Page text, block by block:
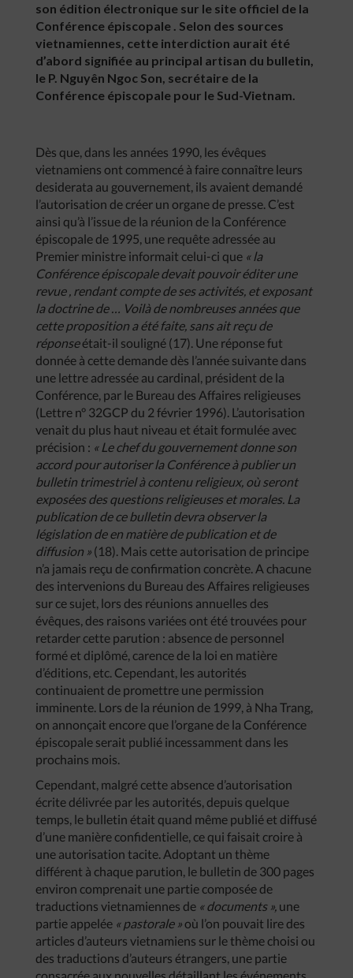
son édition électronique sur le site officiel de la
Conférence épiscopale . Selon des sources
vietnamiennes, cette interdiction aurait été
d’abord signifiée au principal artisan du bulletin,
le P. Nguyên Ngoc Son, secrétaire de la
Conférence épiscopale pour le Sud-Vietnam.
Dès que, dans les années 1990, les évêques
vietnamiens ont commencé à faire connaître leurs
desiderata au gouvernement, ils avaient demandé
l’autorisation de créer un organe de presse. C’est
ainsi qu’à l’issue de la réunion de la Conférence
épiscopale de 1995, une requête adressée au
Premier ministre informait celui-ci que « la
Conférenceépiscopaledevaitpouvoiréditerune
revue, rendantcomptedesesactivités, etexposant
ladoctrinede… Voilàdenombreusesannéesque
cetteproposition aété faite, sansaitreçude
réponseétait-il souligné (17). Une réponse fut
donnée à cette demande dès l’année suivante dans
une lettre adressée au cardinal, président de la
Conférence, par le Bureau des Affaires religieuses
(Lettre n° 32GCP du 2 février 1996). L’autorisation
venait du plus haut niveau et était formulée avec
précision : « Lechefdu gouvernementdonneson
accordpourautoriserla Conférenceàpublierun
bulletin trimestrielàcontenureligieux, oùseront
exposéesdesquestionsreligieusesetmorales. La
publication decebulletin devraobserverla
législation deen matièredepublication etde
diffusion » (18). Mais cette autorisation de principe
n’a jamais reçu de confirmation concrète. A chacune
des intervenions du Bureau des Affaires religieuses
sur ce sujet, lors des réunions annuelles des
évêques, des raisons variées ont été trouvées pour
retarder cette parution : absence de personnel
formé et diplômé, carence de la loi en matière
d’éditions, etc. Cependant, les autorités
continuaient de promettre une permission
imminente. Lors de la réunion de 1999, à Nha Trang,
on annonçait encore que l’organe de la Conférence
épiscopale serait publié incessamment dans les
prochains mois.
Cependant, malgré cette absence d’autorisation
écrite délivrée par les autorités, depuis quelque
temps, le bulletin était quand même publié et diffusé
d’une manière confidentielle, ce qui faisait croire à
une autorisation tacite. Adoptant un thème
différent à chaque parution, le bulletin de 300 pages
environ comprenait une partie composée de
traductions vietnamiennes de «documents », une
partie appelée «pastorale »où l’on pouvait lire des
articles d’auteurs vietnamiens sur le thème choisi ou
des traductions d’auteurs étrangers, une partie